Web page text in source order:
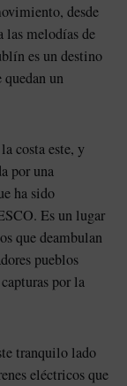
desde
las melodías de
es un destino
quedan un
costa este, y
por una
ha sido
Es un lugar
que deambulan
pueblos
por la
tranquilo lado
eléctricos que